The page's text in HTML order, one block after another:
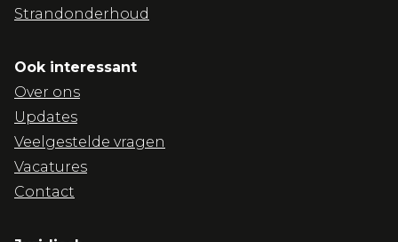
Strandonderhoud
Ook interessant
Over ons
Updates
Veelgestelde vragen
Vacatures
Contact